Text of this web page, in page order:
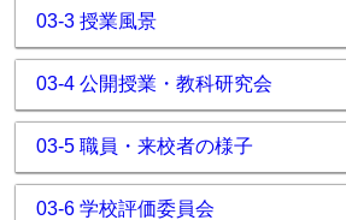
03-3 授業風景
03-4 公開授業・教科研究会
03-5 職員・来校者の様子
03-6 学校評価委員会